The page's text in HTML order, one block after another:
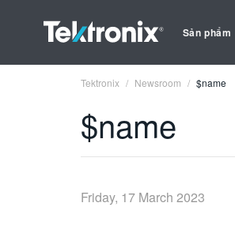
Sản phẩm
Tektronix Newsroom $name
$name
Friday, 17 March 2023